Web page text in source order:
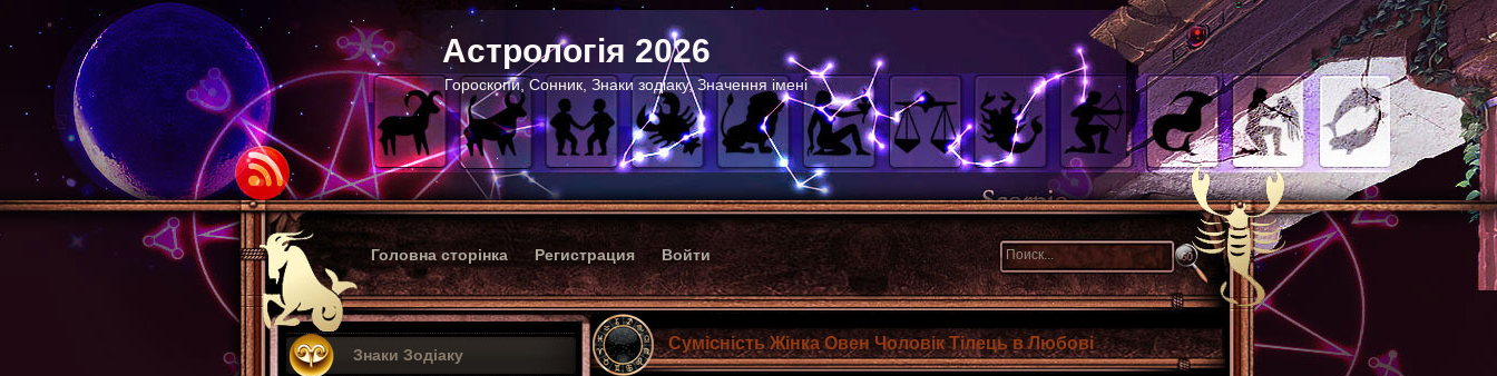
Астрологія 2026
Гороскопи, Сонник, Знаки зодіаку, Значення імені
Головна сторінка Регистрация Войти
Знаки Зодіаку
Сумісність Жінка Овен Чоловік Тілець в Любові